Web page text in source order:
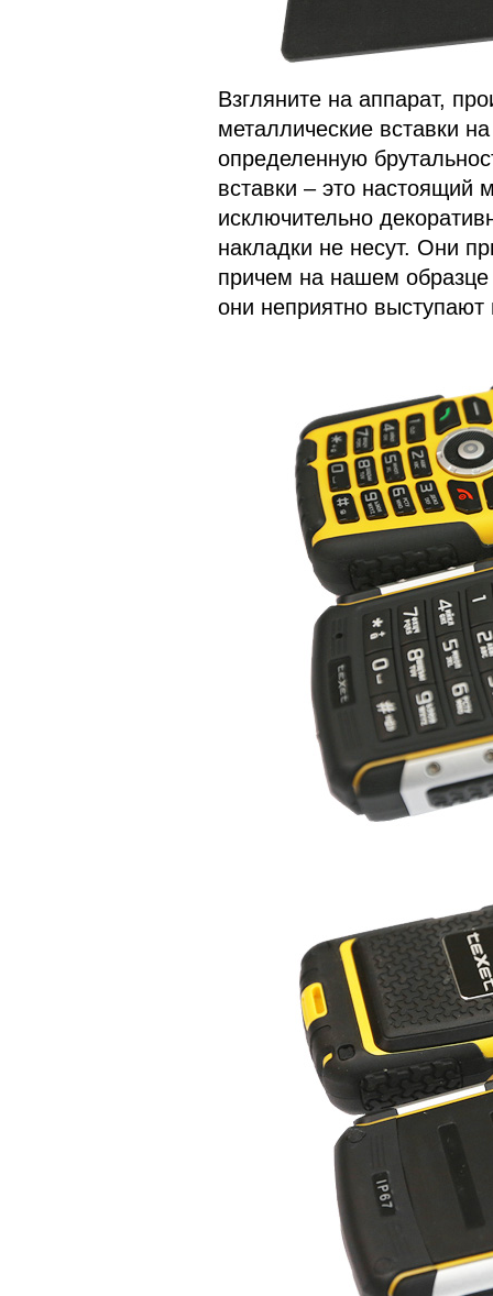
Взгляните на аппарат,
металлические вставки
определенную
вставки – это настоящий
исключительно
накладки не несут. Они
причем на нашем образце
они неприятно выступают